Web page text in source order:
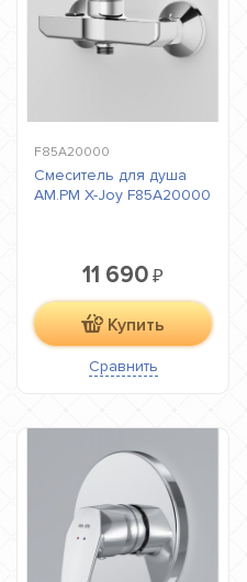
F85A20000
Смеситель для душа
AM.PM X-Joy F85A20000
11 690 ₽
Купить
Сравнить